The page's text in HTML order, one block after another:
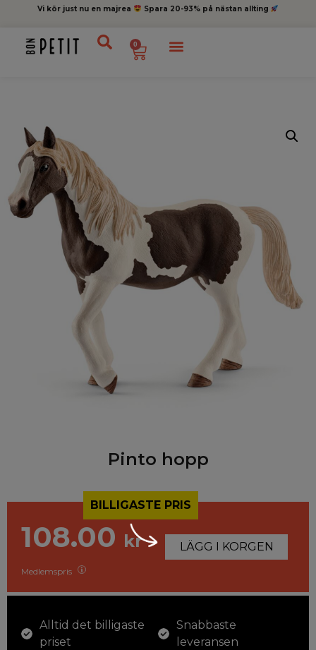
Vi kör just nu en majrea Spara 20-93% på nästan allting
0
Pinto hopp
BILLIGASTE PRIS
108.00 kr
Medlemspris
LÄGG I KORGEN
Alltid det billigaste
priset
Snabbaste
leveransen